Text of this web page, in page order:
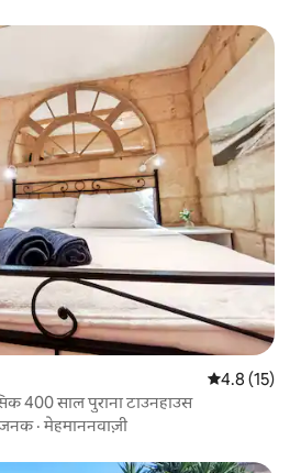
औसत रेटिंग 5
4.8 (15)
400 साल पुराना टाउनहाउस
·मेहमाननवाज़ी